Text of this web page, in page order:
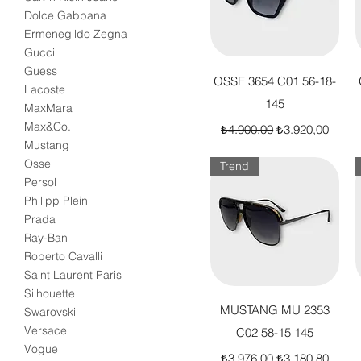
Dolce Gabbana
Ermenegildo Zegna
Gucci
Guess
Lacoste
MaxMara
Max&Co.
Mustang
Osse
Persol
Philipp Plein
Prada
Ray-Ban
Roberto Cavalli
Saint Laurent Paris
Silhouette
Swarovski
Versace
Vogue
Hızlı Bakış
OSSE 3654 C01 56-18-
145
Normal Fiyat
₺4.900,00 İndirimli Fiyat
₺3.920,00
Hızlı Bakış
Trend
MUSTANG MU 2353
C02 58-15 145
Normal Fiyatİndirimli Fiyat